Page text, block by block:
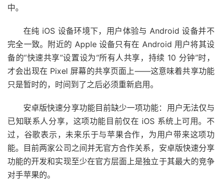
中。
在纯 iOS 设备环境下，用户体验与 Android 设备并不
完全一致。附近的 Apple 设备只有在 Android 用户将其设
备的“快速共享”设置设为“所有人共享，持续 10 分钟”时，
才会出现在 Pixel 屏幕的共享页面上——这意味着共享功能
只是暂时的，时间到了之后必须重新启用。
安卓版快速分享功能目前缺少一项功能：用户无法仅与
已知联系人分享，这项功能目前仅在 iOS 系统上可用。不
过，谷歌表示，未来乐于与苹果合作，为用户带来这项功
能。目前两家公司之间并无官方合作关系，安卓版快速分享
功能的开发和实现至少在官方层面上是独立于其最大的竞争
对手苹果的。